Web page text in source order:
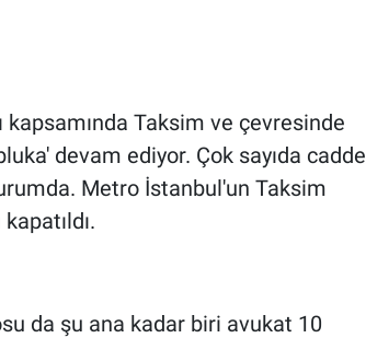
kapsamında Taksim ve çevresinde
devam ediyor. Çok sayıda cadde
Metro İstanbul'un Taksim
da şu ana kadar biri avukat 10